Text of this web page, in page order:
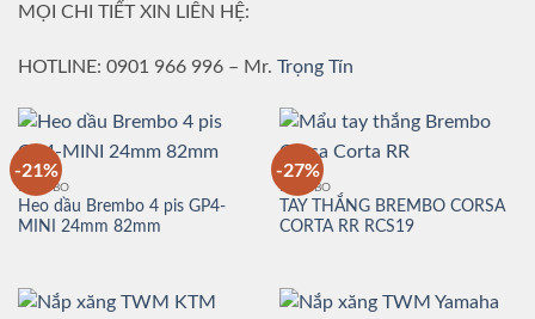
MỌI CHI TIẾT XIN LIÊN HỆ:
HOTLINE: 0901 966 996 – Mr. Trọng Tín
-21%
BREMBO
Heo dầu Brembo 4 pis GP4-
MINI 24mm 82mm
-27%
BREMBO
TAY THẮNG BREMBO CORSA
CORTA RR RCS19